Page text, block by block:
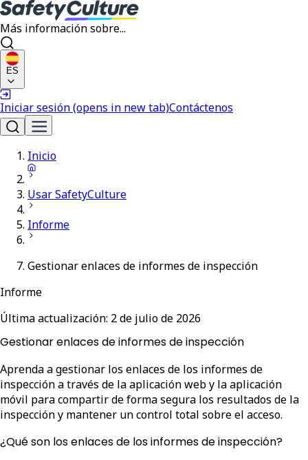
Más información sobre...
ES
Iniciar sesión(opens in new tab)Contáctenos
Inicio
Usar SafetyCulture
Informe
Gestionar enlaces de informes de inspección
Informe
Última actualización: 2 de julio de 2026
Gestionar enlaces de informes de inspección
Aprenda a gestionar los enlaces de los informes de
inspección a través de la aplicación web y la aplicación
móvil para compartir de forma segura los resultados de la
inspección y mantener un control total sobre el acceso.
¿Qué son los enlaces de los informes de inspección?